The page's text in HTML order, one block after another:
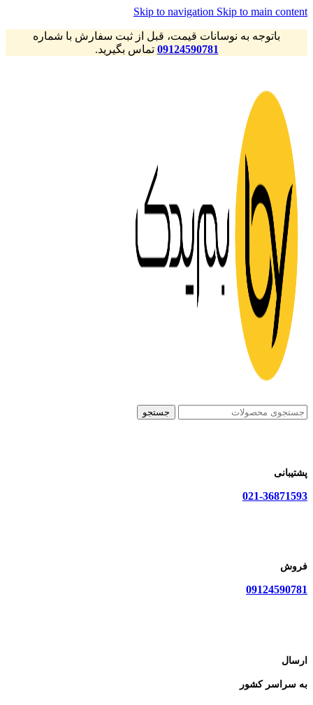
Skip to navigation Skip to main content
باتوجه به نوسانات قیمت، قبل از ثبت سفارش با شماره
09124590781 تماس بگیرید.
جستجو
پشتیبانی
021-36871593
فروش
09124590781
ارسال
به سراسر کشور